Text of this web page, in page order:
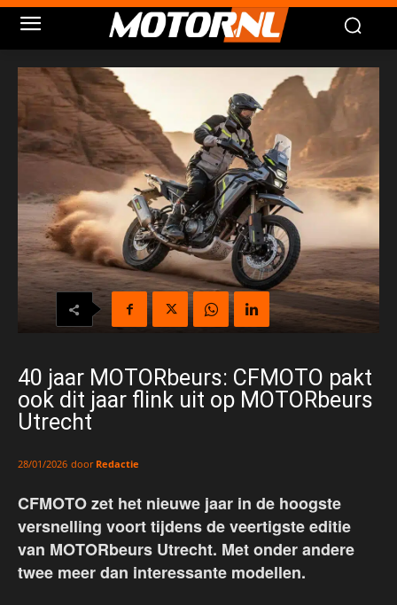
40 jaar MOTORbeurs: CFMOTO pakt
ook dit jaar flink uit op MOTORbeurs
Utrecht
28/01/2026 door Redactie
CFMOTO zet het nieuwe jaar in de hoogste
versnelling voort tijdens de veertigste editie
van MOTORbeurs Utrecht. Met onder andere
twee meer dan interessante modellen.